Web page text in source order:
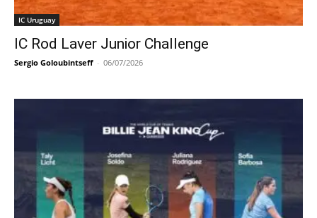
IC Uruguay
IC Rod Laver Junior Challenge
Sergio Goloubintseff - 06/07/2026